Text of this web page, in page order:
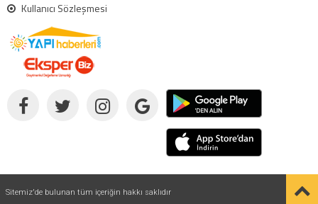
Kullanıcı Sözleşmesi
Sitemiz'de bulunan tüm içeriğin hakkı saklıdır